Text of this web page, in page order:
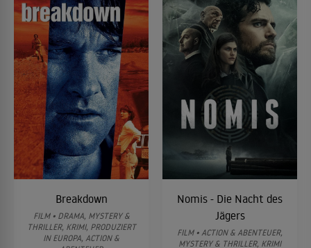
Breakdown
FILM • DRAMA, MYSTERY &
THRILLER, KRIMI, PRODUZIERT
IN EUROPA, ACTION &
Nomis - Die Nacht des
Jägers
FILM • ACTION & ABENTEUER,
MYSTERY & THRILLER, KRIMI